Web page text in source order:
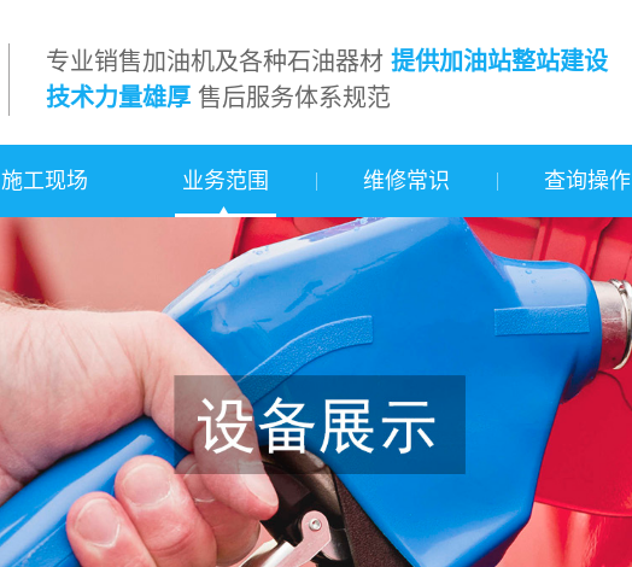
专业销售加油机及各种石油器材 提供加油站整站建设
技术力量雄厚 售后服务体系规范
施工现场 业务范围 维修常识 查询操作